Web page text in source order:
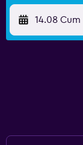
14.08 Cum